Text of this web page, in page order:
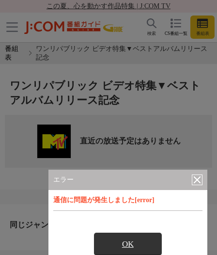
この夏、心を動かす作品特集 | J:COM TV
CS番組一覧 番組表
検索
番組
表
ワンリパブリック ビデオ特集▼ベストアルバムリリース
記念
エラー
通信に問題が発生しました[error]
OK
ワンリパブリック ビデオ特集▼ベスト
アルバムリリース記念
直近の放送予定はありません
同じジャンルのおすすめ番組